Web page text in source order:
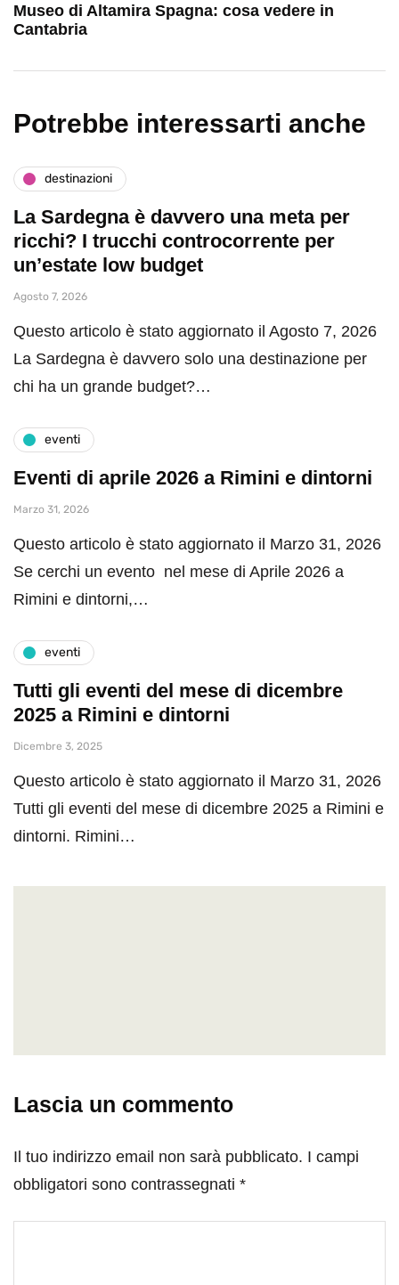
Museo di Altamira Spagna: cosa vedere in
Cantabria
Potrebbe interessarti anche
destinazioni
La Sardegna è davvero una meta per
ricchi? I trucchi controcorrente per
un’estate low budget
Agosto 7, 2026
Questo articolo è stato aggiornato il Agosto 7, 2026
La Sardegna è davvero solo una destinazione per
chi ha un grande budget?…
eventi
Eventi di aprile 2026 a Rimini e dintorni
Marzo 31, 2026
Questo articolo è stato aggiornato il Marzo 31, 2026
Se cerchi un evento nel mese di Aprile 2026 a
Rimini e dintorni,…
eventi
Tutti gli eventi del mese di dicembre
2025 a Rimini e dintorni
Dicembre 3, 2025
Questo articolo è stato aggiornato il Marzo 31, 2026
Tutti gli eventi del mese di dicembre 2025 a Rimini e
dintorni. Rimini…
Lascia un commento
Il tuo indirizzo email non sarà pubblicato. I campi
obbligatori sono contrassegnati *